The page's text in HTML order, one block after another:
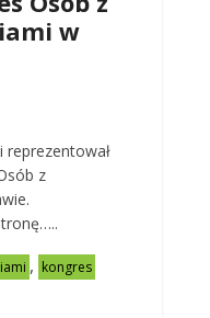
w
reprezentował
z
, kongres